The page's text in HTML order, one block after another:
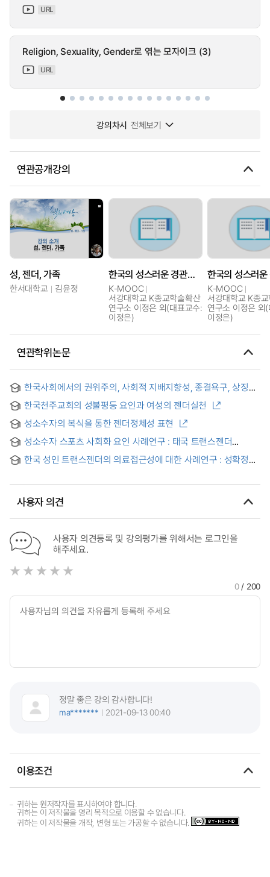
URL
Religion, Sexuality, Gender로 엮는 모자이크 (3)
URL
강의차시 전체보기
연관공개강의
성, 젠더, 가족
한서대학교 김윤정
한국의 성스러운 경관과 신종교 II
K-MOOC
서강대학교 K종교학술확산
연구소 이정은 외(대표교수:
이정은)
K-MOOC
서강대학교 K종
연구소 이정은 외
이정은)
연관학위논문
한국사회에서의 권위주의, 사회적 지배지향성, 종결욕구, 상징적
위협감 및 종교가 트랜스젠더 편견에 미치는 영향 : 성별의
조절효과 = The effect of authoritarianism, social dominance
orientation, need for closure, symbolic threats and religion
on transgender prejudice in Korea: Moderating effects of
gender
한국천주교회의 성불평등 요인과 여성의 젠더실천
성소수자의 복식을 통한 젠더정체성 표현
성소수자 스포츠 사회화 요인 사례연구 : 태국 트랜스젠더
중심으로
한국 성인 트랜스젠더의 의료접근성에 대한 사례연구 : 성확정
Healthcare Access for Transgender Adults in Korea:
Services
사용자 의견
사용자 의견등록 및 강의평가를 위해서는 로그인을
해주세요.
0/ 200
정말 좋은 강의 감사합니다!
ma*******
2021-09-13 00:40
이용조건
귀하는 원저작자를 표시하여야 합니다.
귀하는 이 저작물을 영리 목적으로 이용할 수 없습니다.
귀하는 이 저작물을 개작, 변형 또는 가공할 수 없습니다.